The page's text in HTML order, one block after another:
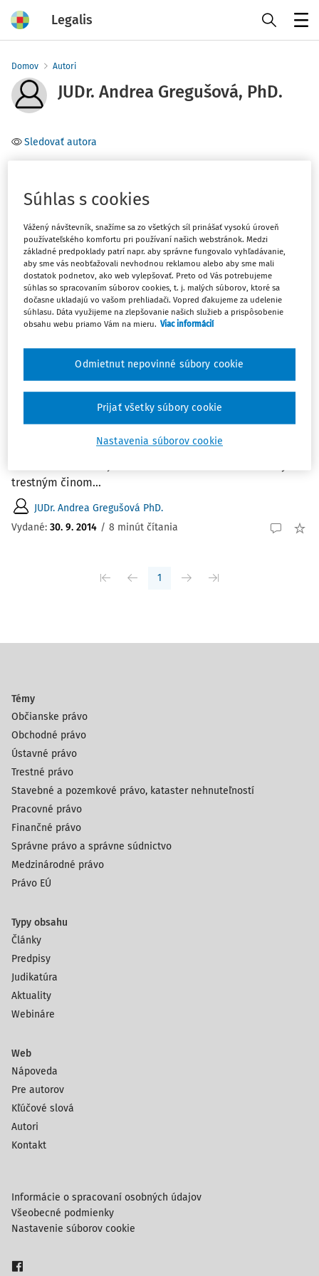
Legalis
Domov Autori
JUDr. Andrea Gregušová, PhD.
Sledovať autora
Počet vyhľadaných dokumentov: 1
Zoradiť podľa:
Najnovšie Najstaršie
Medzinárodná vedecká konferencia
Restoratívna justícia a alternatívne tresty
v teoretických súvislostiach
Medzinárodná vedecká konferencia Restoratívna justícia
Andrea Gregušová "Restoratívna justícia je proces
trestným činom...
JUDr. Andrea Gregušová PhD.
Vydané: 30. 9. 2014 / 8 minút čítania
1
Témy
Občianske právo
Obchodné právo
Ústavné právo
Trestné právo
Stavebné a pozemkové právo, kataster nehnuteľností
Pracovné právo
Finančné právo
Správne právo a správne súdnictvo
Medzinárodné právo
Právo EÚ
Typy obsahu
Články
Predpisy
Judikatúra
Aktuality
Webináre
Web
Nápoveda
Pre autorov
Kľúčové slová
Autori
Kontakt
Informácie o spracovaní osobných údajov
Všeobecné podmienky
Nastavenie súborov cookie
Súhlas s cookies
Vážený návštevník, snažíme sa zo všetkých síl prinášať vysokú úroveň
používateľského komfortu pri používaní našich webstránok. Medzi
základné predpoklady patrí napr. aby správne fungovalo vyhľadávanie,
aby sme vás neobťažovali nevhodnou reklamou alebo aby sme mali
dostatok podnetov, ako web vylepšovať. Preto od Vás potrebujeme
súhlas so spracovaním súborov cookies, t. j. malých súborov, ktoré sa
dočasne ukladajú vo vašom prehliadači. Vopred ďakujeme za udelenie
súhlasu. Dáta využijeme na zlepšovanie našich služieb a prispôsobenie
obsahu webu priamo Vám na mieru. Viac informácií
Nastavenia súborov cookie
Odmietnut nepovinné súbory cookie
Prijať všetky súbory cookie